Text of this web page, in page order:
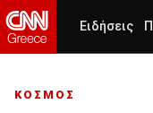
Ειδήσεις
ΚΟΣΜΟΣ